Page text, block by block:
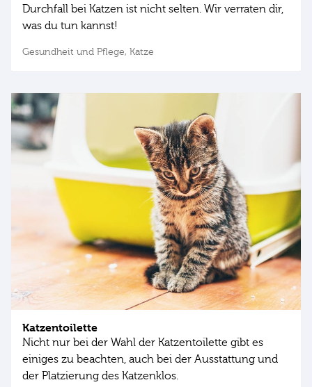
Durchfall bei Katzen ist nicht selten. Wir verraten dir,
was du tun kannst!
Gesundheit und Pflege, Katze
Katzentoilette
Nicht nur bei der Wahl der Katzentoilette gibt es
einiges zu beachten, auch bei der Ausstattung und
der Platzierung des Katzenklos.